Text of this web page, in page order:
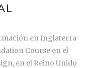
en Inglaterra
Course en el
en el Reino Unido